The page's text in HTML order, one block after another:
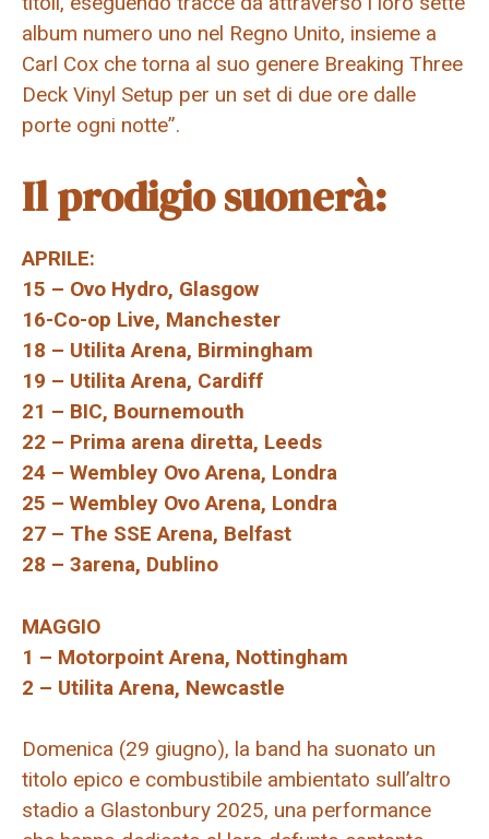
album numero uno nel Regno Unito, insieme a
Carl Cox che torna al suo genere Breaking Three
Deck Vinyl Setup per un set di due ore dalle
porte ogni notte”.
Il prodigio suonerà:
APRILE:
15 – Ovo Hydro, Glasgow
16-Co-op Live, Manchester
18 – Utilita Arena, Birmingham
19 – Utilita Arena, Cardiff
21 – BIC, Bournemouth
22 – Prima arena diretta, Leeds
24 – Wembley Ovo Arena, Londra
25 – Wembley Ovo Arena, Londra
27 – The SSE Arena, Belfast
28 – 3arena, Dublino
MAGGIO
1 – Motorpoint Arena, Nottingham
2 – Utilita Arena, Newcastle
Domenica (29 giugno), la band ha suonato un
titolo epico e combustibile ambientato sull’altro
stadio a Glastonbury 2025, una performance